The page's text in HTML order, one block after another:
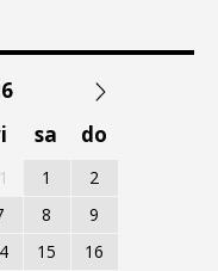
sa do
1
2
8
9
15
16